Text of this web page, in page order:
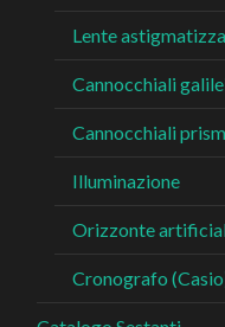
Lente
Cannocchiali
Cannocchiali
Illuminazione
Orizzonte
Cronografo